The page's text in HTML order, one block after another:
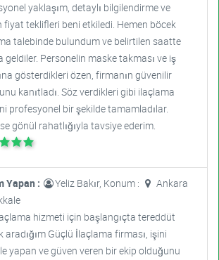
yaklaşım, detaylı bilgilendirme ve
fiyat teklifleri beni etkiledi. Hemen böcek
talebinde bulundum ve belirtilen saatte
geldiler. Personelin maske takması ve iş
gösterdikleri özen, firmanın güvenilir
kanıtladı. Söz verdikleri gibi ilaçlama
profesyonel bir şekilde tamamladılar.
gönül rahatlığıyla tavsiye ederim.
Yapan : Yeliz Bakır, Konum :
Ankara
hizmeti için başlangıçta tereddüt
aradığım Güçlü İlaçlama firması, işini
yapan ve güven veren bir ekip olduğunu